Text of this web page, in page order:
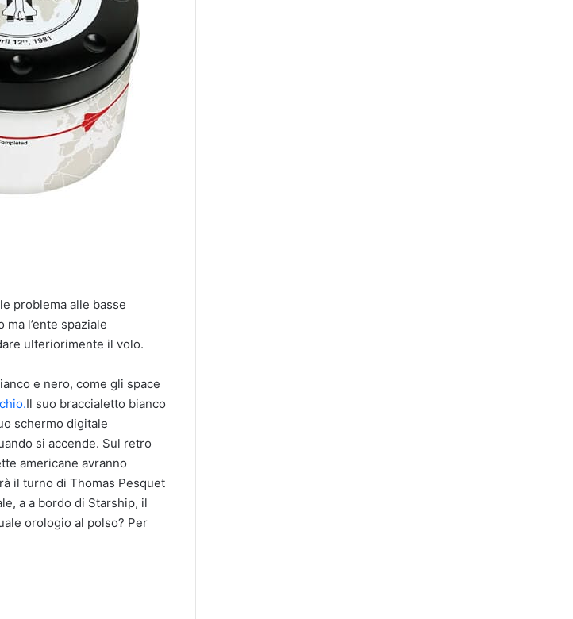
problema alle basse
l’ente spaziale
ulteriorimente il volo.
e nero, come gli space
Il suo braccialetto bianco
schermo digitale
si accende. Sul retro
americane avranno
il turno di Thomas Pesquet
a a bordo di Starship, il
orologio al polso? Per